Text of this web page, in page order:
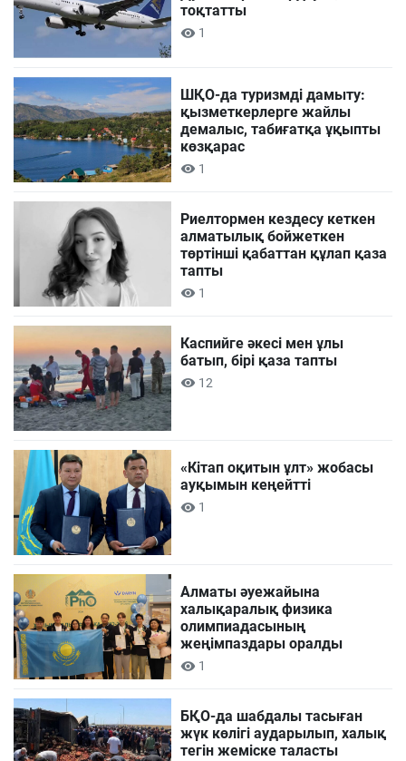
тоқтатты
1
ШҚО-да туризмді дамыту:
қызметкерлерге жайлы
демалыс, табиғатқа ұқыпты
көзқарас
1
Риелтормен кездесу кеткен
алматылық бойжеткен
төртінші қабаттан құлап қаза
тапты
1
Каспийге әкесі мен ұлы
батып, бірі қаза тапты
12
«Кітап оқитын ұлт» жобасы
ауқымын кеңейтті
1
Алматы әуежайына
халықаралық физика
олимпиадасының
жеңімпаздары оралды
1
БҚО-да шабдалы тасыған
жүк көлігі аударылып, халық
тегін жеміске таласты